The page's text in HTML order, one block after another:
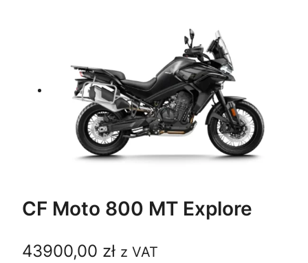
CF Moto 800 MT Explore
43900,00 zł z VAT